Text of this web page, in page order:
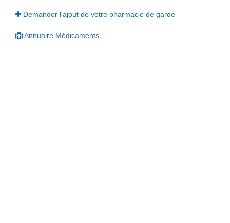
Demander l'ajout de votre pharmacie de garde
Annuaire Médicaments